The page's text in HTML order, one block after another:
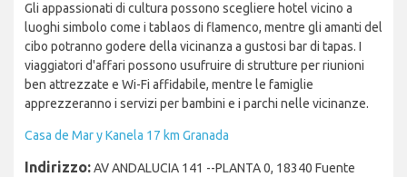
Gli appassionati di cultura possono scegliere hotel vicino a
luoghi simbolo come i tablaos di flamenco, mentre gli amanti del
cibo potranno godere della vicinanza a gustosi bar di tapas. I
viaggiatori d'affari possono usufruire di strutture per riunioni
ben attrezzate e Wi-Fi affidabile, mentre le famiglie
apprezzeranno i servizi per bambini e i parchi nelle vicinanze.
Casa de Mar y Kanela 17 km Granada
Indirizzo:AV ANDALUCIA 141 --PLANTA 0, 18340 Fuente